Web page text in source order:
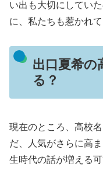
い出も大切にしてい
に、私たちも惹かれて
出口夏希の
る？
現在のところ、高校
だ、人気がさらに高
生時代の話が増える